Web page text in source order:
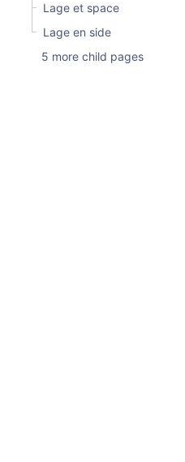
Lage et space
Lage en side
5 more child pages